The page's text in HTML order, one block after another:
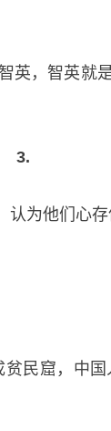
英，智英
3.
为他们心存
民窟，中